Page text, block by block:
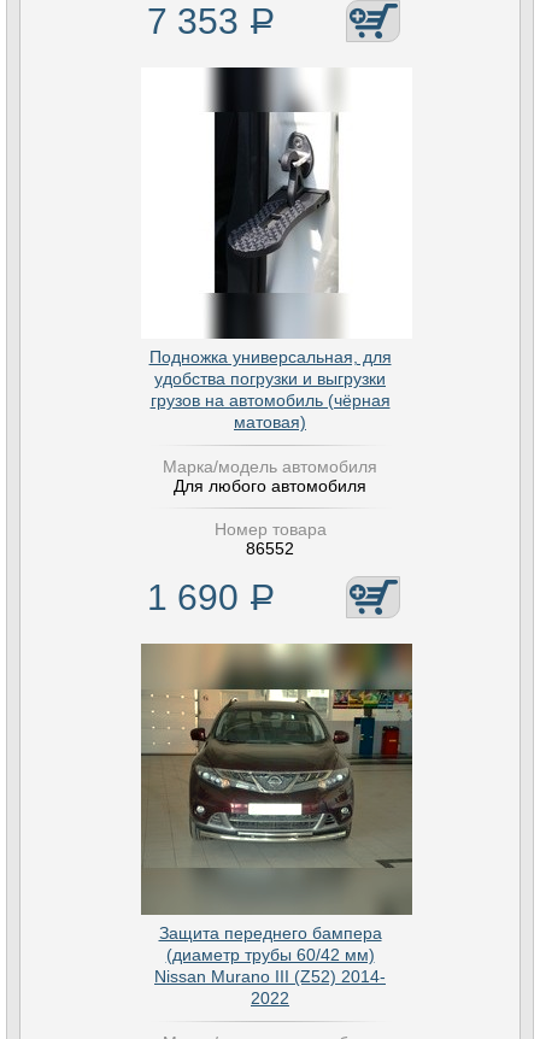
7 353 Р
Подножка универсальная, для
удобства погрузки и выгрузки
грузов на автомобиль (чёрная
матовая)
Марка/модель автомобиля
Для любого автомобиля
Номер товара
86552
1 690 Р
Защита переднего бампера
(диаметр трубы 60/42 мм)
Nissan Murano III (Z52) 2014-
2022